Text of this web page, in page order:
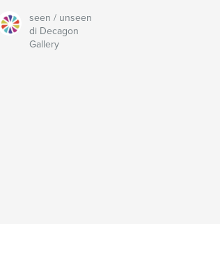
seen / unseen
di Decagon
Gallery